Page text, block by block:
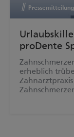
Pressemitteilung
proDente
erheblich